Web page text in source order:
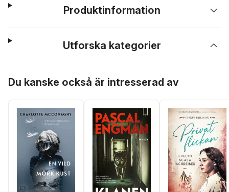
Produktinformation
Utforska kategorier
Du kanske också är intresserad av